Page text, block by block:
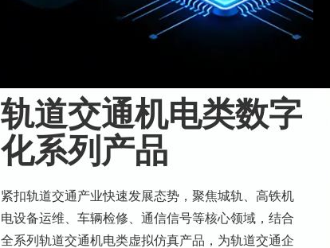
轨道交通机电类数字
化系列产品
紧扣轨道交通产业快速发展态势，聚焦城轨、高铁机
电设备运维、车辆检修、通信信号等核心领域，结合
全系列轨道交通机电类虚拟仿真产品，为轨道交通企